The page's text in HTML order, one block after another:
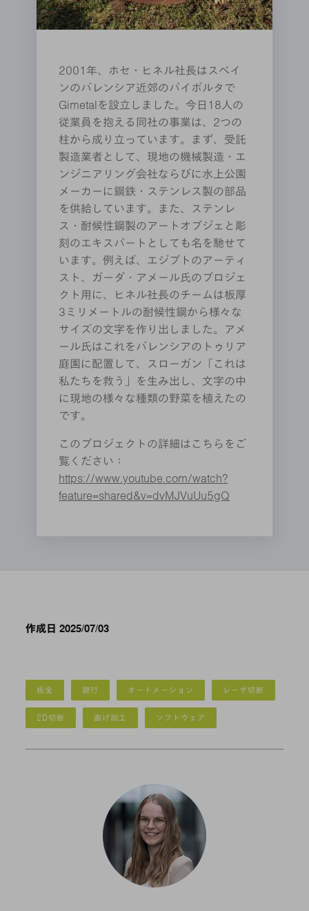
2001年、ホセ・ヒネル社長はスペイ
ンのバレンシア近郊のパイポルタで
Gimetalを設立しました。今日18人の
従業員を抱える同社の事業は、2つの
柱から成り立っています。まず、受託
製造業者として、現地の機械製造・エ
ンジニアリング会社ならびに水上公園
メーカーに鋼鉄・ステンレス製の部品
を供給しています。また、ステンレ
ス・耐候性鋼製のアートオブジェと彫
刻のエキスパートとしても名を馳せて
います。例えば、エジプトのアーティ
スト、ガーダ・アメール氏のプロジェ
クト用に、ヒネル社長のチームは板厚
3ミリメートルの耐候性鋼から様々な
サイズの文字を作り出しました。アメ
ール氏はこれをバレンシアのトゥリア
庭園に配置して、スローガン「これは
私たちを救う」を生み出し、文字の中
に現地の様々な種類の野菜を植えたの
です。
このプロジェクトの詳細はこちらをご
覧ください：
https://www.youtube.com/watch?
feature=shared&v=dvMJVuUu5gQ
作成日 2025/07/03
板金 銀行 オートメーション レーザ切断
2D切断 曲げ加工 ソフトウェア